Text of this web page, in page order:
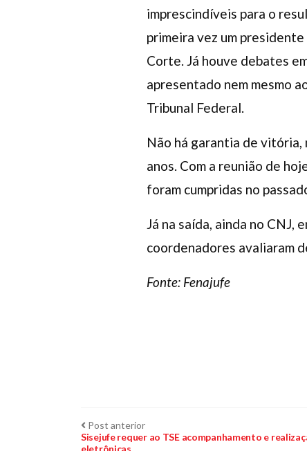
imprescindíveis para o
primeira vez um
Corte. Já houve debates
apresentado nem mesmo
Tribunal Federal.
Não há garantia de vitória,
anos. Com a reunião de
foram cumpridas no
Já na saída, ainda no CNJ,
coordenadores avaliaram
Fonte: Fenajufe
Navegação
Post anteriorPost
anterior:
Sisejufe requer ao TSE acompanhamento e
eletrônicas